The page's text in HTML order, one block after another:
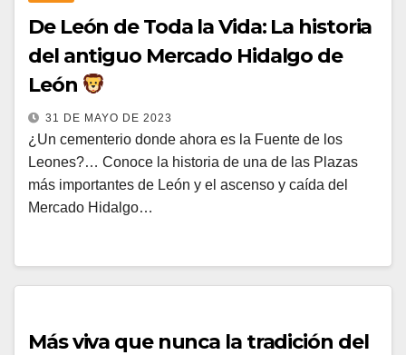
De León de Toda la Vida: La historia
del antiguo Mercado Hidalgo de
León
31 DE MAYO DE 2023
¿Un cementerio donde ahora es la Fuente de los
Leones?… Conoce la historia de una de las Plazas
más importantes de León y el ascenso y caída del
Mercado Hidalgo…
Más viva que nunca la tradición del